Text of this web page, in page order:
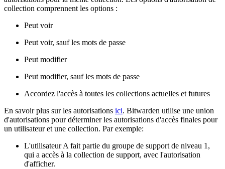
collection comprennent les options :
Peut voir
Peut voir, sauf les mots de passe
Peut modifier
Peut modifier, sauf les mots de passe
Accordez l'accès à toutes les collections actuelles et futures
En savoir plus sur les autorisations ici. Bitwarden utilise une union
d'autorisations pour déterminer les autorisations d'accès finales pour
un utilisateur et une collection. Par exemple:
L'utilisateur A fait partie du groupe de support de niveau 1,
qui a accès à la collection de support, avec l'autorisation
d'afficher.